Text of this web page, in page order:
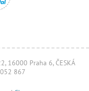
16000 Praha 6, ČESKÁ
052 867